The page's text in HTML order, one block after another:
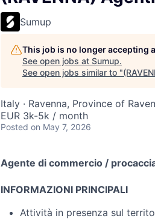
Sumup
This job is no longer accepting
See open jobs at Sumup.
See open jobs similar to "
Italy · Ravenna, Province of
EUR 3k-5k / month
Posted on May 7, 2026
Agente di commercio /
INFORMAZIONI PRINCIPALI
Attività in presenza sul